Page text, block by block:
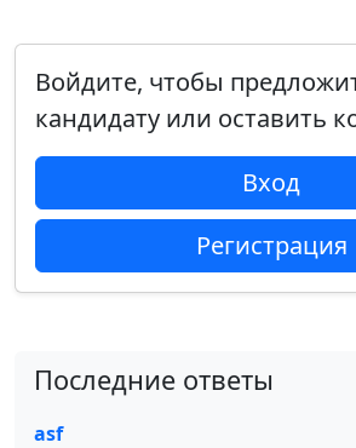
Войдите, чтобы
кандидату или оставить
Вход
Регистрация
Последние ответы
asf